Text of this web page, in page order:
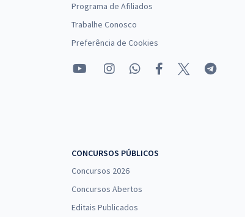
Programa de Afiliados
Trabalhe Conosco
Preferência de Cookies
CONCURSOS PÚBLICOS
Concursos 2026
Concursos Abertos
Editais Publicados